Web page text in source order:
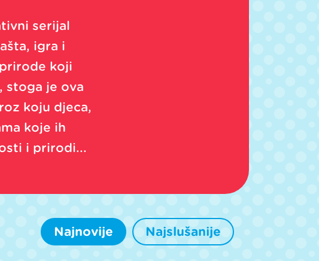
serijal
igra i
koji
stoga je ova
koju djeca,
koje ih
i prirodi...
Najnovije Najslušanije